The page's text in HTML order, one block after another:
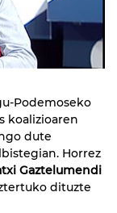
Podemoseko
koalizioaren
dute
Horrez
Gaztelumendi
dituzte